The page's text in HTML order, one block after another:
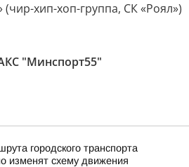
хип-хоп-группа, СК «Роял»)
"Минспорт55"
городского транспорта
изменят схему движения